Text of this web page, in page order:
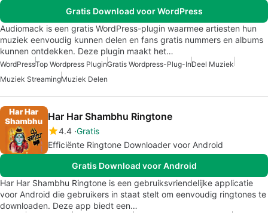
Gratis Download voor WordPress
Audiomack is een gratis WordPress-plugin waarmee artiesten hun
muziek eenvoudig kunnen delen en fans gratis nummers en albums
kunnen ontdekken. Deze plugin maakt het…
WordPressTop Wordpress PluginGratis Wordpress-Plug-InDeel Muziek
Muziek StreamingMuziek Delen
Har Har Shambhu Ringtone
4.4 Gratis
Efficiënte Ringtone Downloader voor Android
Gratis Download voor Android
Har Har Shambhu Ringtone is een gebruiksvriendelijke applicatie
voor Android die gebruikers in staat stelt om eenvoudig ringtones te
downloaden. Deze app biedt een…